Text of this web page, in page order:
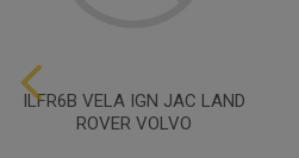
ILFR6B VELA IGN JAC LAND
ROVER VOLVO